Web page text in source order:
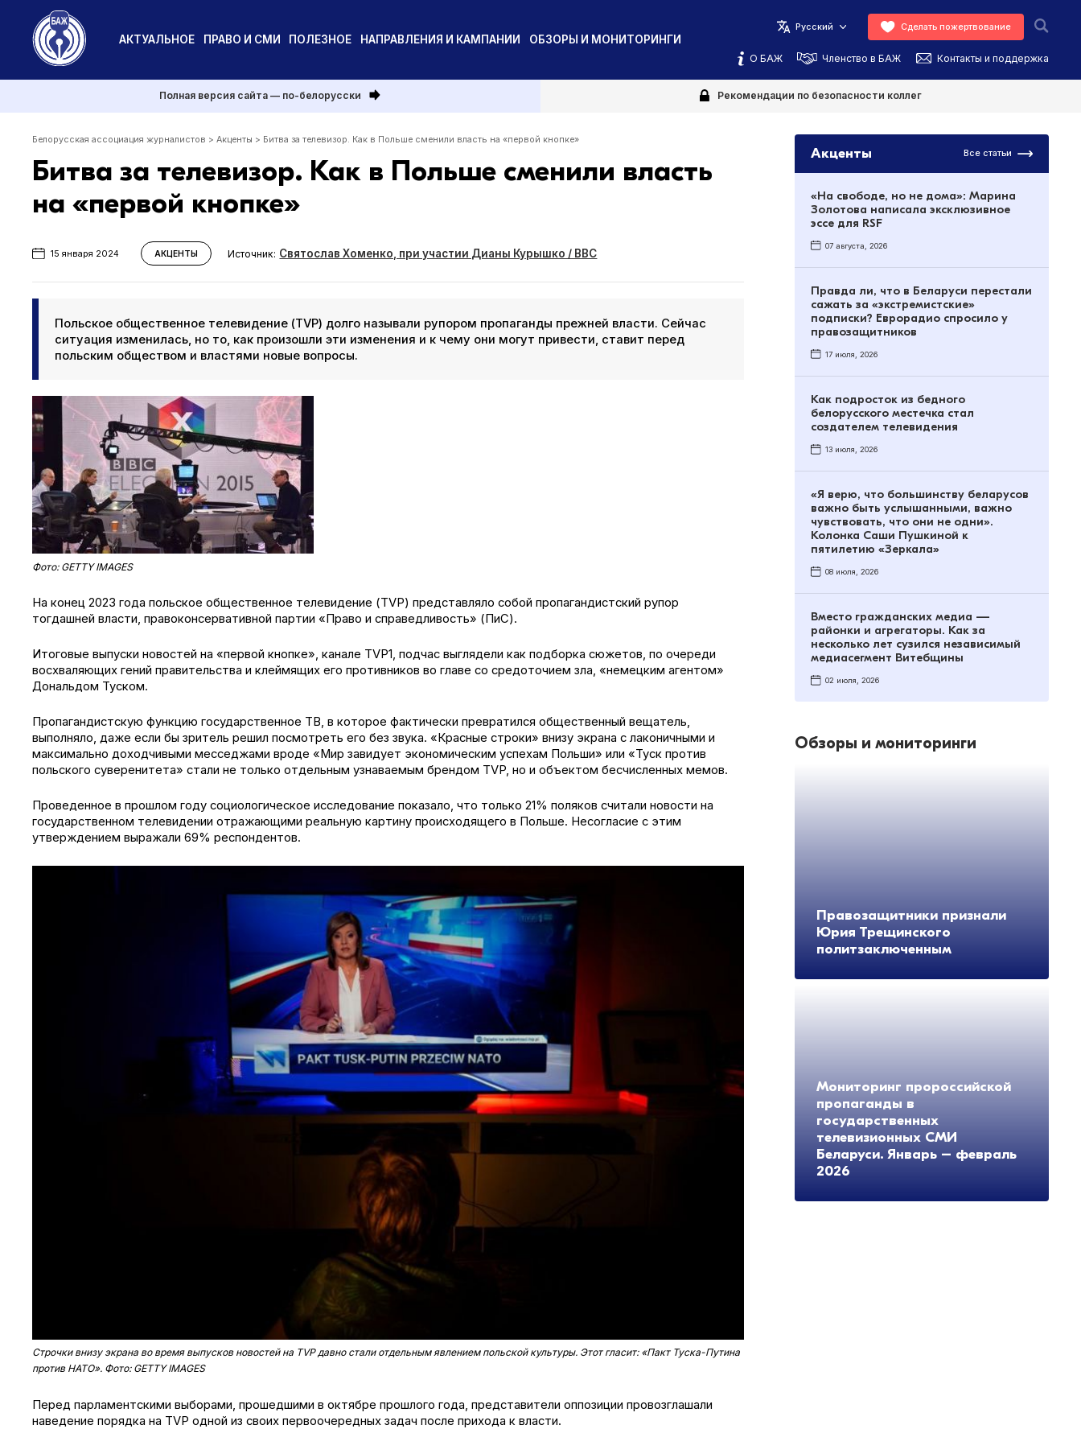
АКТУАЛЬНОЕ ПРАВО И СМИ ПОЛЕЗНОЕ НАПРАВЛЕНИЯ И КАМПАНИИ ОБЗОРЫ И МОНИТОРИНГИ
Русский Сделать пожертвование
О БАЖ Членство в БАЖ Контакты и поддержка
Полная версия сайта — по-белорусски Рекомендации по безопасности коллег
Белорусская ассоциация журналистов >Акценты > Битва за телевизор. Как в Польше сменили власть на «первой кнопке»
Битва за телевизор. Как в Польше сменили власть
на «первой кнопке»
15 января 2024 АКЦЕНТЫ Источник: Святослав Хоменко, при участии Дианы Курышко / BBC
Польское общественное телевидение (TVP) долго называли рупором пропаганды прежней власти. Сейчас
ситуация изменилась, но то, как произошли эти изменения и к чему они могут привести, ставит перед
польским обществом и властями новые вопросы.
Фото: GETTY IMAGES
На конец 2023 года польское общественное телевидение (TVP) представляло собой пропагандистский рупор
тогдашней власти, правоконсервативной партии «Право и справедливость» (ПиС).
Итоговые выпуски новостей на «первой кнопке», канале TVP1, подчас выглядели как подборка сюжетов, по очереди
восхваляющих гений правительства и клеймящих его противников во главе со средоточием зла, «немецким агентом»
Дональдом Туском.
Пропагандистскую функцию государственное ТВ, в которое фактически превратился общественный вещатель,
выполняло, даже если бы зритель решил посмотреть его без звука. «Красные строки» внизу экрана с лаконичными и
максимально доходчивыми месседжами вроде «Мир завидует экономическим успехам Польши» или «Туск против
польского суверенитета» стали не только отдельным узнаваемым брендом TVP, но и объектом бесчисленных мемов.
Проведенное в прошлом году социологическое исследование показало, что только 21% поляков считали новости на
государственном телевидении отражающими реальную картину происходящего в Польше. Несогласие с этим
утверждением выражали 69% респондентов.
Строчки внизу экрана во время выпусков новостей на TVP давно стали отдельным явлением польской культуры. Этот гласит: «Пакт Туска-Путина
против НАТО». Фото: GETTY IMAGES
Перед парламентскими выборами, прошедшими в октябре прошлого года, представители оппозиции провозглашали
наведение порядка на TVP одной из своих первоочередных задач после прихода к власти.
Акценты Все статьи
«На свободе, но не дома»: Марина
Золотова написала эксклюзивное
эссе для RSF
07 августа, 2026
Правда ли, что в Беларуси перестали
сажать за «экстремистские»
подписки? Еврорадио спросило у
правозащитников
17 июля, 2026
Как подросток из бедного
белорусского местечка стал
создателем телевидения
13 июля, 2026
«Я верю, что большинству беларусов
важно быть услышанными, важно
чувствовать, что они не одни».
Колонка Саши Пушкиной к
пятилетию «Зеркала»
08 июля, 2026
Вместо гражданских медиа —
районки и агрегаторы. Как за
несколько лет сузился независимый
медиасегмент Витебщины
02 июля, 2026
Обзоры и мониторинги
Правозащитники признали
Юрия Трещинского
политзаключенным
Мониторинг пророссийской
пропаганды в
государственных
телевизионных СМИ
Беларуси. Январь – февраль
2026